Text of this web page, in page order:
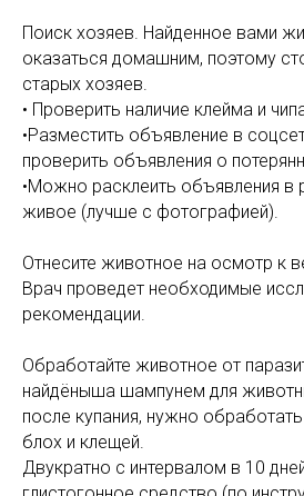
Поиск хозяев. Найденное вами
оказаться домашним, поэтому
старых хозяев.
• Проверить наличие клейма и
•Разместить объявление в
проверить объявления о
•Можно расклеить объявления в
живое (лучше с фотографией).
Отнесите животное на осмотр к
Врач проведет необходимые
рекомендации.
Обработайте животное от
найдёныша шампунем для
после купания, нужно
блох и клещей.
Двукратно с интервалом в 10